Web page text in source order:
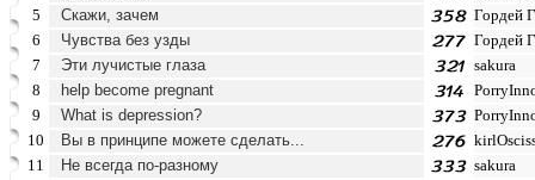
5
Скажи, зачем
Гордей
6
Чувства без узды
Гордей
7
Эти лучистые глаза
sakura
8
help become pregnant
9
What is depression?
10
Вы в принципе можете сделать...
11
Не всегда по-разному
sakura